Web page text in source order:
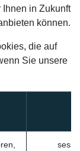
in Zukunft
können.
die auf
Sie unsere